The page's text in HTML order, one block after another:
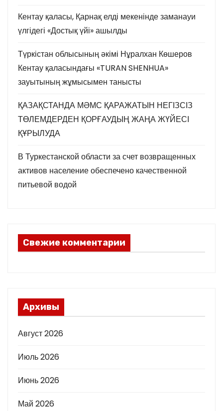
Кентау қаласы, Қарнақ елді мекенінде заманауи
үлгідегі «Достық үйі» ашылды
Түркістан облысының әкімі Нұралхан Көшеров
Кентау қаласындағы «TURAN SHENHUA»
зауытының жұмысымен танысты
ҚАЗАҚСТАНДА МӘМС ҚАРАЖАТЫН НЕГІЗСІЗ
ТӨЛЕМДЕРДЕН ҚОРҒАУДЫҢ ЖАҢА ЖҮЙЕСІ
ҚҰРЫЛУДА
В Туркестанской области за счет возвращенных
активов население обеспечено качественной
питьевой водой
Свежие комментарии
Архивы
Август 2026
Июль 2026
Июнь 2026
Май 2026